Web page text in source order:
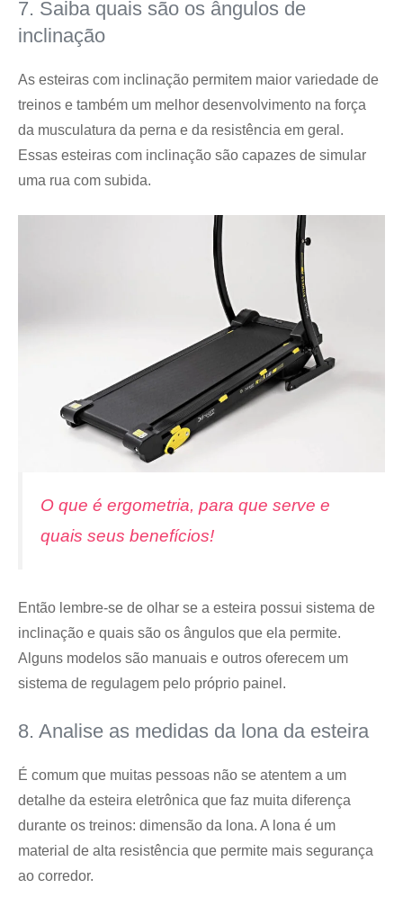
7. Saiba quais são os ângulos de
inclinação
As esteiras com inclinação permitem maior variedade de
treinos e também um melhor desenvolvimento na força
da musculatura da perna e da resistência em geral.
Essas esteiras com inclinação são capazes de simular
uma rua com subida.
O que é ergometria, para que serve e
quais seus benefícios!
Então lembre-se de olhar se a esteira possui sistema de
inclinação e quais são os ângulos que ela permite.
Alguns modelos são manuais e outros oferecem um
sistema de regulagem pelo próprio painel.
8. Analise as medidas da lona da esteira
É comum que muitas pessoas não se atentem a um
detalhe da esteira eletrônica que faz muita diferença
durante os treinos: dimensão da lona. A lona é um
material de alta resistência que permite mais segurança
ao corredor.